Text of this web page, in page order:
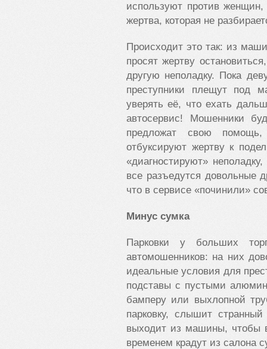
используют против
жертва, которая не
Происходит это так: из
просят жертву
другую неполадку. Пока
преступники плещут под
уверять её, что ехать
автосервис! Мошенники
предложат свою
отбуксируют жертву к
«диагностируют»
все разъедутся довольные
что в сервисе «починили»
Минус сумка
Парковки у больших
автомошенников: на них
идеальные условия для
подставы с пустыми
бамперу или выхлопной
парковку, слышит
выходит из машины, чтобы
временем крадут из салона